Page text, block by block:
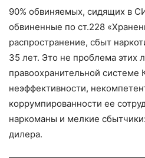
90% обвиняемых, сидящих в
обвиненные по ст.228
распространение, сбыт
35 лет. Это не проблема этих
правоохранительной системе
неэффективности,
коррумпированности ее
наркоманы и мелкие
дилера.